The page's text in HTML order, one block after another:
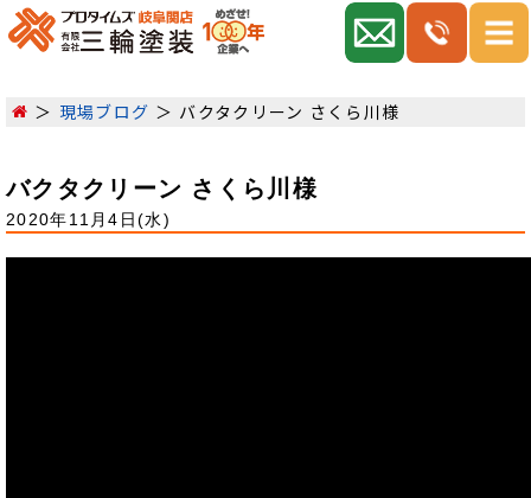
現場ブログ バクタクリーン さくら川様
バクタクリーン さくら川様
2020年11月4日(水)